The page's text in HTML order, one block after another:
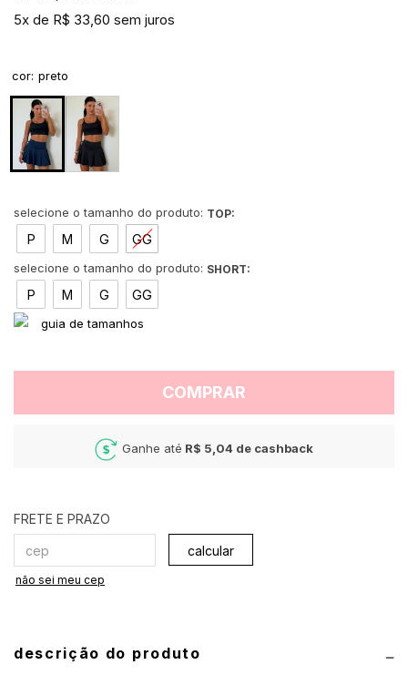
5x de R$ 33,60 sem juros
cor: preto
TOP:
P M G GG
SHORT:
P M G GG
COMPRAR
Ganhe até R$ 5,04 de cashback
calcular
não sei meu cep
descrição do produto